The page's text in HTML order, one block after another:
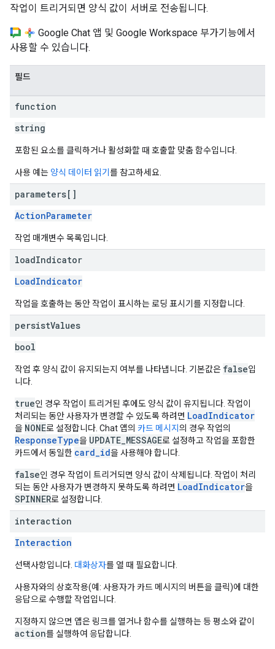
작업이 트리거되면 양식 값이 서버로 전송됩니다.
Google Chat 앱 및 Google Workspace 부가기능에서
사용할 수 있습니다.
필드
function
string
포함된 요소를 클릭하거나 활성화할 때 호출할 맞춤 함수입니다.
사용 예는 양식 데이터 읽기 를 참고하세요.
parameters[]
ActionParameter
작업 매개변수 목록입니다.
loadIndicator
LoadIndicator
작업을 호출하는 동안 작업이 표시하는 로딩 표시기를 지정합니다.
persistValues
bool
작업 후 양식 값이 유지되는지 여부를 나타냅니다. 기본값은 false입
니다.
true인 경우 작업이 트리거된 후에도 양식 값이 유지됩니다. 작업이
처리되는 동안 사용자가 변경할 수 있도록 하려면 LoadIndicator
을 NONE로 설정합니다. Chat 앱의 카드 메시지 의 경우 작업의
ResponseType을 UPDATE_MESSAGE로 설정하고 작업을 포함한
카드에서 동일한 card_id을 사용해야 합니다.
false인 경우 작업이 트리거되면 양식 값이 삭제됩니다. 작업이 처리
되는 동안 사용자가 변경하지 못하도록 하려면 LoadIndicator을
SPINNER로 설정합니다.
interaction
Interaction
선택사항입니다. 대화상자를 열 때 필요합니다.
사용자와의 상호작용(예: 사용자가 카드 메시지의 버튼을 클릭)에 대한
응답으로 수행할 작업입니다.
지정하지 않으면 앱은 링크를 열거나 함수를 실행하는 등 평소와 같이
action를 실행하여 응답합니다.